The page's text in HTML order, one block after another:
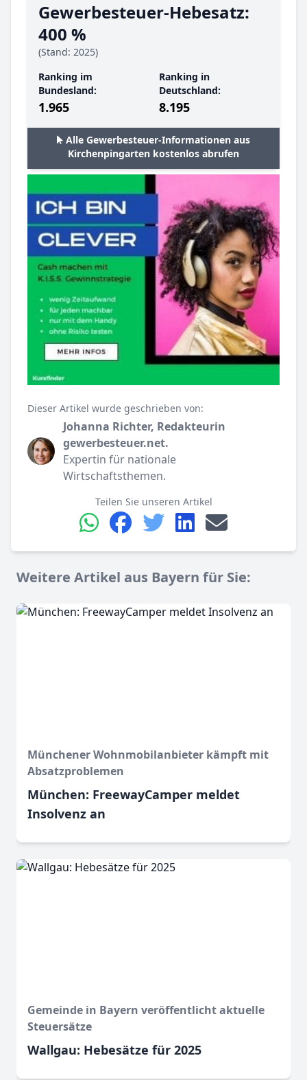
Gewerbesteuer-Hebesatz:
400 %
(Stand: 2025)
Ranking im
Bundesland:
1.965
Ranking in
Deutschland:
8.195
Alle Gewerbesteuer-Informationen aus
Kirchenpingarten kostenlos abrufen
Dieser Artikel wurde geschrieben von:
Johanna Richter, Redakteurin
gewerbesteuer.net.
Expertin für nationale
Wirtschaftsthemen.
Teilen Sie unseren Artikel
Weitere Artikel aus Bayern für Sie:
Münchener Wohnmobilanbieter kämpft mit
Absatzproblemen
München: FreewayCamper meldet
Insolvenz an
Gemeinde in Bayern veröffentlicht aktuelle
Steuersätze
Wallgau: Hebesätze für 2025